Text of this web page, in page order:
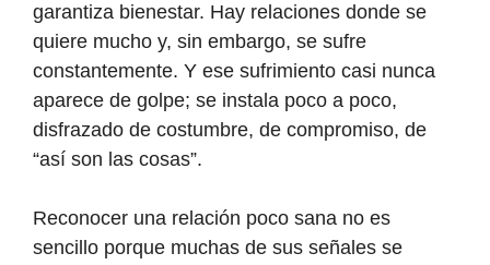
garantiza bienestar. Hay relaciones donde se
quiere mucho y, sin embargo, se sufre
constantemente. Y ese sufrimiento casi nunca
aparece de golpe; se instala poco a poco,
disfrazado de costumbre, de compromiso, de
“así son las cosas”.
Reconocer una relación poco sana no es
sencillo porque muchas de sus señales se